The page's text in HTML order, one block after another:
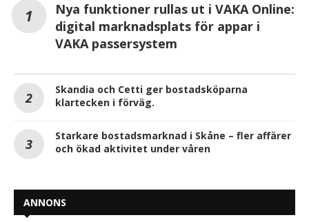
Nya funktioner rullas ut i VAKA Online:
digital marknadsplats för appar i
VAKA passersystem
Skandia och Cetti ger bostadsköparna
klartecken i förväg.
Starkare bostadsmarknad i Skåne – fler affärer
och ökad aktivitet under våren
ANNONS